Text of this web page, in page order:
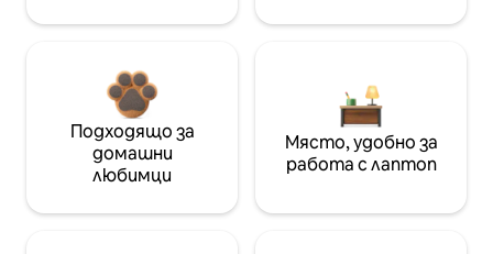
Подходящо за
домашни
любимци
Място, удобно за
работа с лаптоп